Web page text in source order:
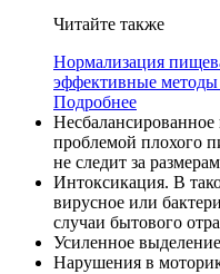
Читайте также
Нормализация
эффективные
Подробнее
проблемой плохого
не следит за
Интоксикация. В
вирусное или
случаи бытового
Усиленное
Нарушения в